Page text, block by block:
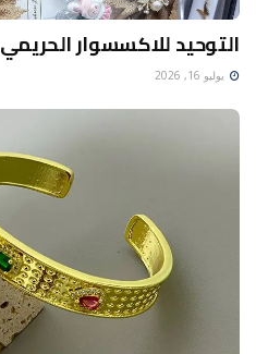
التوحيد للاكسسوار الحريمي
يوليو 16, 2026